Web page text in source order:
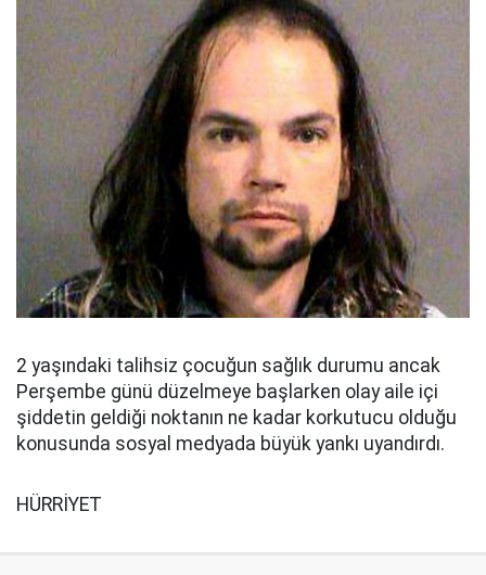
2 yaşındaki talihsiz çocuğun sağlık durumu ancak
Perşembe günü düzelmeye başlarken olay aile içi
şiddetin geldiği noktanın ne kadar korkutucu olduğu
konusunda sosyal medyada büyük yankı uyandırdı.
HÜRRİYET